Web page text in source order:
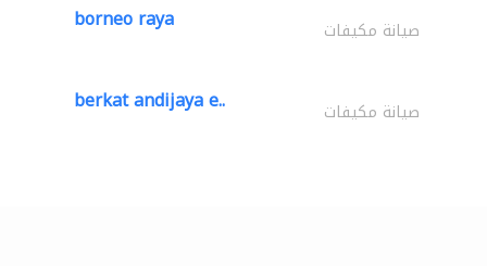
borneo raya صيانة مكيفات
berkat andijaya e.. صيانة مكيفات